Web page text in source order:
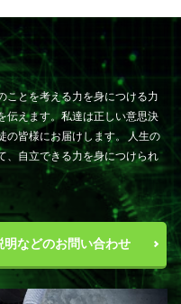
ことを考える力を身につける力
伝えます。私達は正しい意思決
の皆様にお届けします。 人生の
、自立できる力を身につけられ
などのお問い合わせ